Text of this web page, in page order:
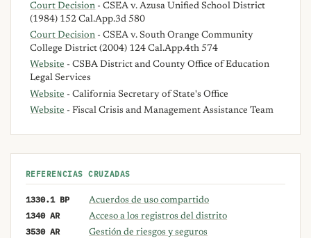
Court Decision - CSEA v. Azusa Unified School District
(1984) 152 Cal.App.3d 580
Court Decision - CSEA v. South Orange Community
College District (2004) 124 Cal.App.4th 574
Website - CSBA District and County Office of Education
Legal Services
Website - California Secretary of State's Office
Website - Fiscal Crisis and Management Assistance Team
REFERENCIAS CRUZADAS
1330.1 BP Acuerdos de uso compartido
1340 AR Acceso a los registros del distrito
3530 AR Gestión de riesgos y seguros